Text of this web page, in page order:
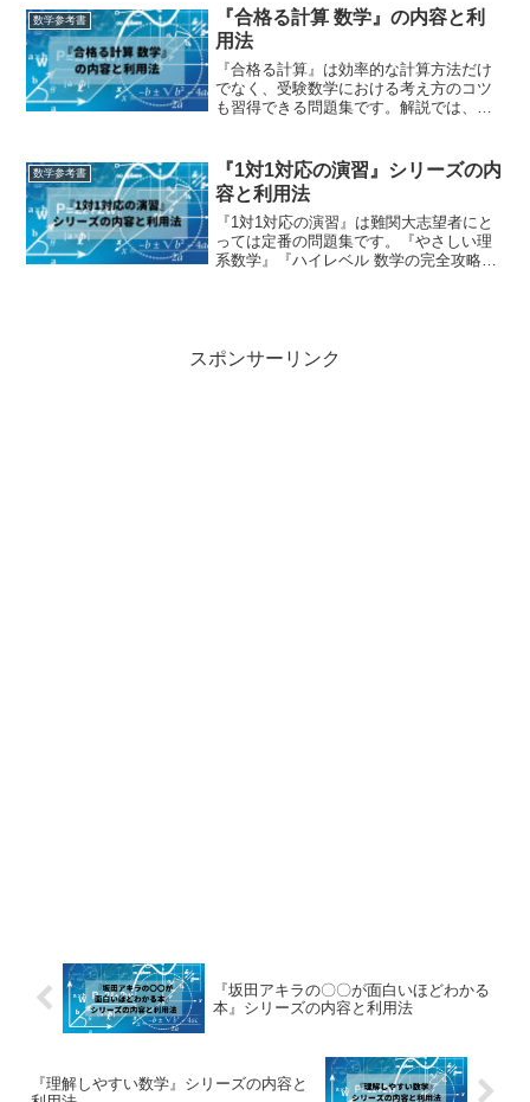
「易しく」はありませんので注意しまし
ょう。タイトルにだまされ...
数学参考書
『合格る計算 数学』の内容と利
用法
『合格る計算』は効率的な計算方法だけ
でなく、受験数学における考え方のコツ
も習得できる問題集です。解説では、暗
という人はもちろん、基本的な計算方法
は習得しているがもっと素...
数学参考書
『1対1対応の演習』シリーズの内
容と利用法
『1対1対応の演習』は難関大志望者にと
っては定番の問題集です。『やさしい理
系数学』『ハイレベル 数学の完全攻略』
スポンサーリンク
『坂田アキラの〇〇が面白いほどわかる
本』シリーズの内容と利用法
『理解しやすい数学』シリーズの内容と